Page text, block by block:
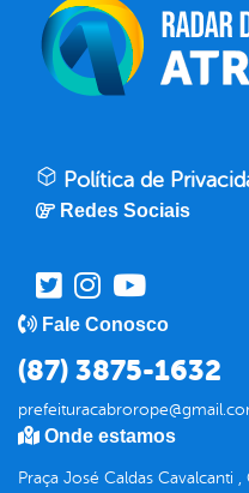
Política de
Redes Sociais
Fale Conosco
(87) 3875-1632
Onde estamos
Praça José Caldas